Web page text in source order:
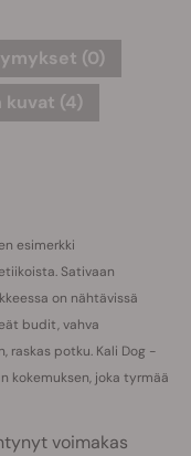
(0)
kuvat (4)
esimerkki
Sativaan
on nähtävissä
budit, vahva
raskas potku. Kali Dog -
kokemuksen, joka tyrmää
voimakas